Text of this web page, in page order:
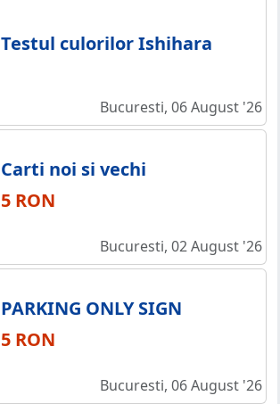
Testul culorilor Ishihara
Bucuresti, 06 August '26
Carti noi si vechi
5 RON
Bucuresti, 02 August '26
PARKING ONLY SIGN
5 RON
Bucuresti, 06 August '26